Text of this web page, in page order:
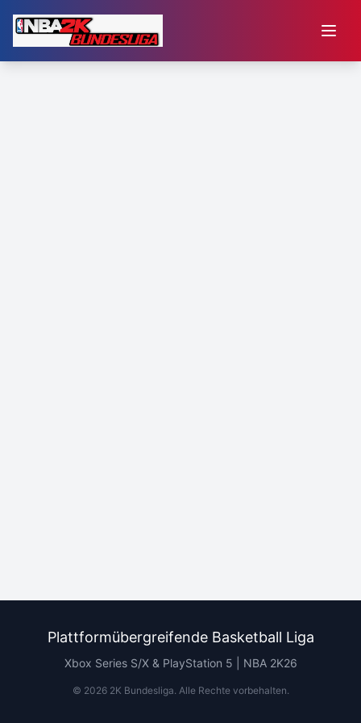
Plattformübergreifende Basketball Liga
Xbox Series S/X & PlayStation 5 | NBA 2K26
© 20262K Bundesliga. Alle Rechte vorbehalten.